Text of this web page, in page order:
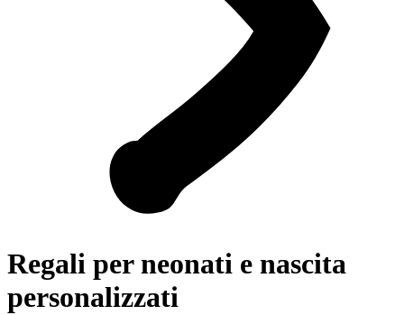
Regali per neonati e nascita
personalizzati